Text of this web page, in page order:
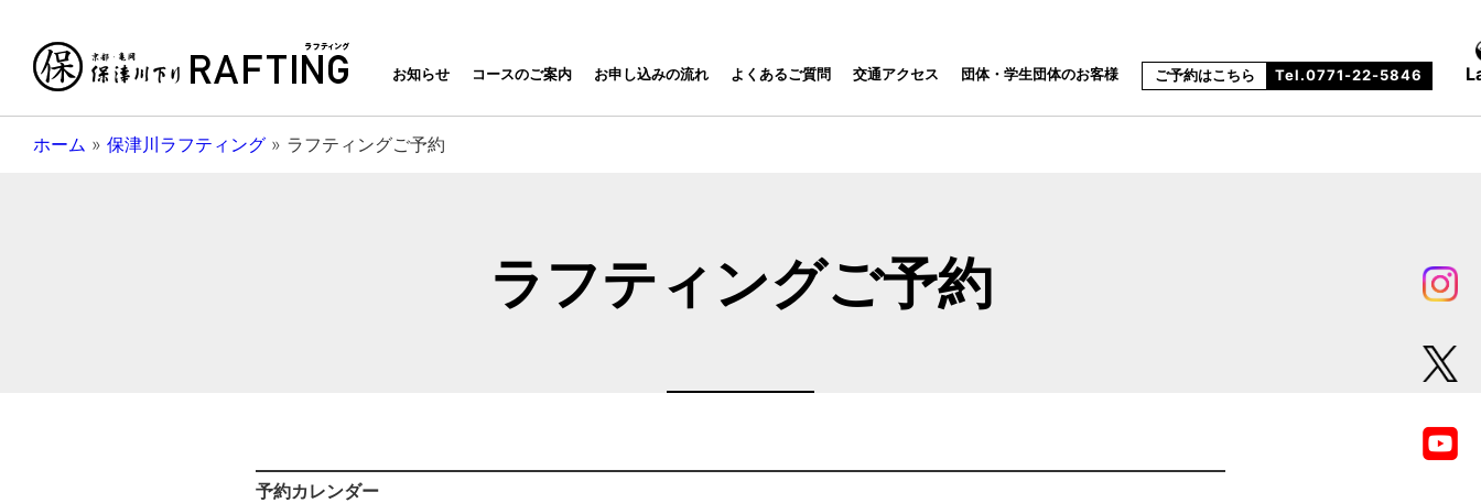
ビ
ス
キ
京都・亀岡 保津川下り RAFTING
お知らせ コースのご案内 お申し込みの流れ よくあるご質問 交通アクセス 団体・学生団体のお客様 ご予約はこちら Tel.0771-22-5846
ホーム » 保津川ラフティング » ラフティングご予約
ラフティングご予約
予約カレンダー